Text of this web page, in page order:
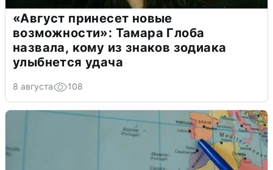
«Август принесет новые
возможности»: Тамара Глоба
назвала, кому из знаков зодиака
улыбнется удача
8 августа 108